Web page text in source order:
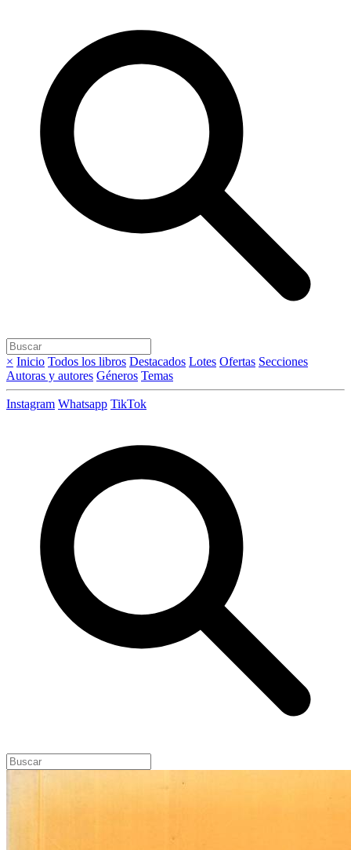
× Inicio Todos los libros Destacados Lotes Ofertas Secciones
Autoras y autores Géneros Temas
Instagram Whatsapp TikTok